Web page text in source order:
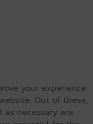
your experience
Out of these,
necessary are